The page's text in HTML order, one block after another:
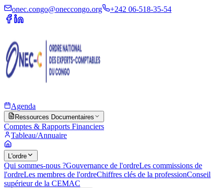
onec.congo@oneccongo.org +242 06-518-35-54
Agenda
Ressources Documentaires
Comptes & Rapports Financiers
Tableau/Annuaire
L'ordre
Qui sommes-nous ?Gouvernance de l'ordreLes commissions de
l'ordreLes membres de l'ordreChiffres clés de la professionConseil
supérieur de la CEMAC